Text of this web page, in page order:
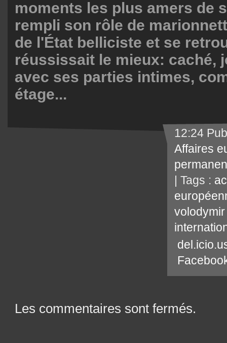
moments les plus amers de
rempli son rôle de
de l'État belliciste et se
réussissait le mieux: caché,
avec ses parties intimes,
étage...
12:24
Affaires
| Tags :
Les commentaires sont fermés.